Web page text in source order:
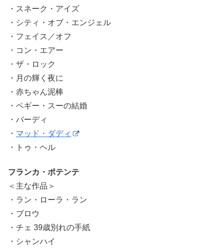
・スネーク・アイズ
・シティ・オブ・エンジェル
・フェイス／オフ
・コン・エアー
・ザ・ロック
・月の輝く夜に
・赤ちゃん泥棒
・ペギー・スーの結婚
・バーディ
・ マッド・ダディ
・トゥ・ヘル
フランカ・ポテンテ
＜主な作品＞
・ラン・ローラ・ラン
・ブロウ
・チェ 39歳別れの手紙
・シャンハイ